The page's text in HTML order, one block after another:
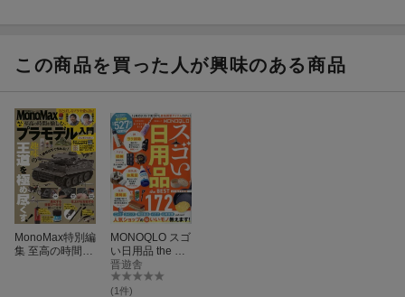
この商品を買った人が興味のある商品
MonoMax特別編
集 至高の時間を
MONOQLO スゴ
い日用品 the BE
ST よりぬきお得
版
晋遊舎
(1件)